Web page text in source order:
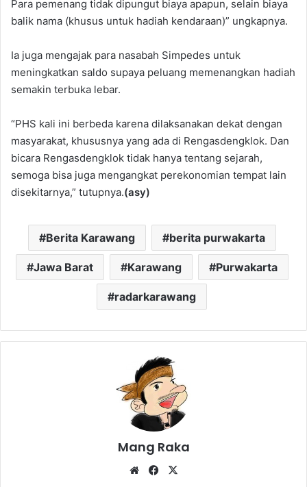
Para pemenang tidak dipungut biaya apapun, selain biaya
balik nama (khusus untuk hadiah kendaraan)” ungkapnya.
Ia juga mengajak para nasabah Simpedes untuk
meningkatkan saldo supaya peluang memenangkan hadiah
semakin terbuka lebar.
“PHS kali ini berbeda karena dilaksanakan dekat dengan
masyarakat, khususnya yang ada di Rengasdengklok. Dan
bicara Rengasdengklok tidak hanya tentang sejarah,
semoga bisa juga mengangkat perekonomian tempat lain
disekitarnya,” tutupnya.(asy)
Berita Karawang berita purwakarta
Jawa Barat Karawang Purwakarta
radarkarawang
Mang Raka
WebsiteFacebook